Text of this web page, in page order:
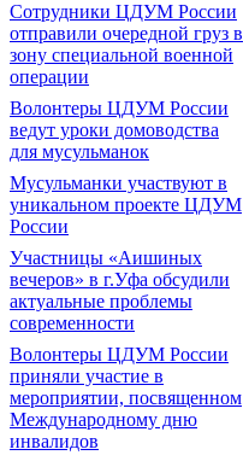
Сотрудники ЦДУМ России
отправили очередной груз в
зону специальной военной
операции
Волонтеры ЦДУМ России
ведут уроки домоводства
для мусульманок
Мусульманки участвуют в
уникальном проекте ЦДУМ
России
Участницы «Аишиных
вечеров» в г.Уфа обсудили
актуальные проблемы
современности
Волонтеры ЦДУМ России
приняли участие в
мероприятии, посвященном
Международному дню
инвалидов